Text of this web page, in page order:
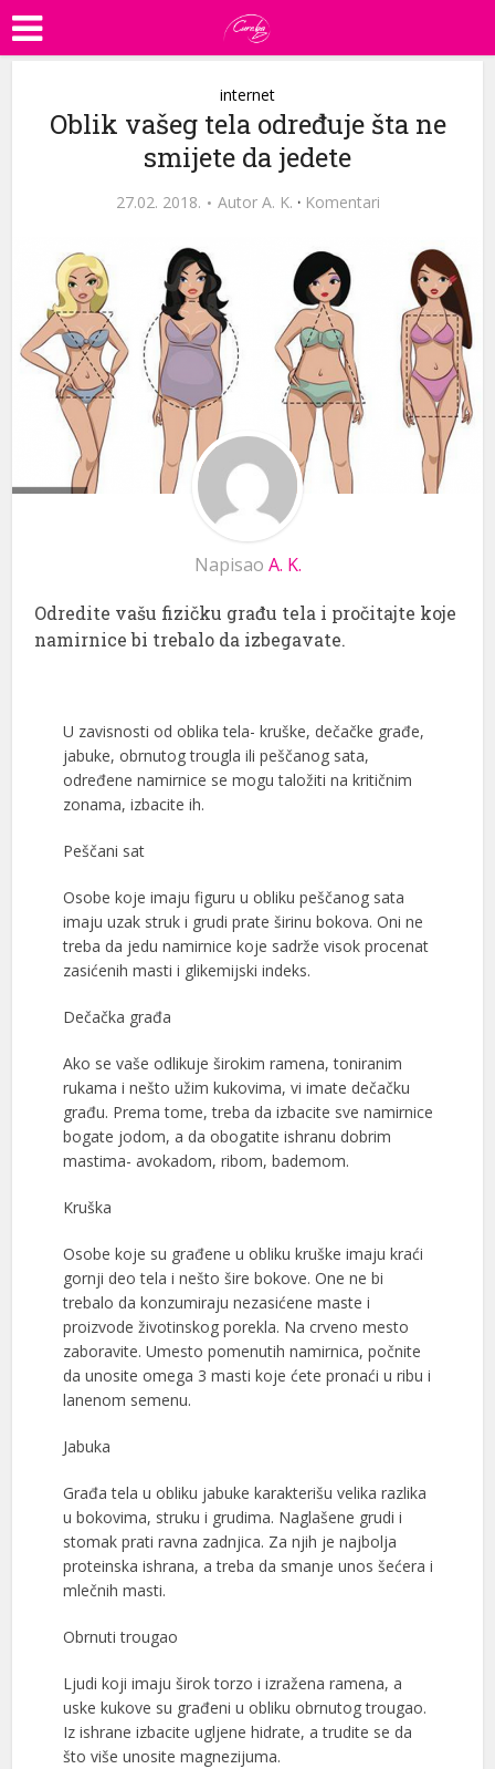
internet
Oblik vašeg tela određuje šta ne
smijete da jedete
27.02. 2018. Autor A. K. · Komentari
Napisao A. K.
Odredite vašu fizičku građu tela i pročitajte koje
namirnice bi trebalo da izbegavate.
U zavisnosti od oblika tela- kruške, dečačke građe,
jabuke, obrnutog trougla ili peščanog sata,
određene namirnice se mogu taložiti na kritičnim
zonama, izbacite ih.
Peščani sat
Osobe koje imaju figuru u obliku peščanog sata
imaju uzak struk i grudi prate širinu bokova. Oni ne
treba da jedu namirnice koje sadrže visok procenat
zasićenih masti i glikemijski indeks.
Dečačka građa
Ako se vaše odlikuje širokim ramena, toniranim
rukama i nešto užim kukovima, vi imate dečačku
građu. Prema tome, treba da izbacite sve namirnice
bogate jodom, a da obogatite ishranu dobrim
mastima- avokadom, ribom, bademom.
Kruška
Osobe koje su građene u obliku kruške imaju kraći
gornji deo tela i nešto šire bokove. One ne bi
trebalo da konzumiraju nezasićene maste i
proizvode životinskog porekla. Na crveno mesto
zaboravite. Umesto pomenutih namirnica, počnite
da unosite omega 3 masti koje ćete pronaći u ribu i
lanenom semenu.
Jabuka
Građa tela u obliku jabuke karakterišu velika razlika
u bokovima, struku i grudima. Naglašene grudi i
stomak prati ravna zadnjica. Za njih je najbolja
proteinska ishrana, a treba da smanje unos šećera i
mlečnih masti.
Obrnuti trougao
Ljudi koji imaju širok torzo i izražena ramena, a
uske kukove su građeni u obliku obrnutog trougao.
Iz ishrane izbacite ugljene hidrate, a trudite se da
što više unosite magnezijuma.